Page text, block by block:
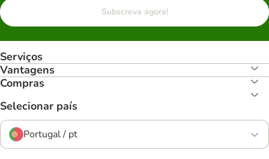
Subscreva agora!
Serviços
Vantagens
Compras
Selecionar país
Portugal / pt